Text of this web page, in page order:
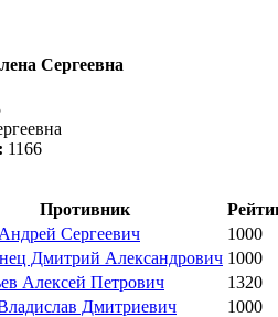
Сергеевна
1166
Противник
Сергеевич
1000
Дмитрий Александрович 1000
Алексей Петрович
1320
Дмитриевич
1000